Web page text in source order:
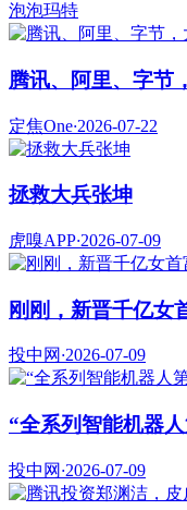
泡泡玛特
腾讯、阿里、字节
定焦One·2026-07-22
拯救大兵张坤
虎嗅APP·2026-07-09
刚刚，新晋千亿女
投中网 ·2026-07-09
“全系列智能机器
投中网 ·2026-07-09